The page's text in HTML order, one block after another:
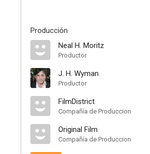
Producción
Neal H. Moritz
Productor
J. H. Wyman
Productor
FilmDistrict
Compañía de Produccion
Original Film
Compañía de Produccion